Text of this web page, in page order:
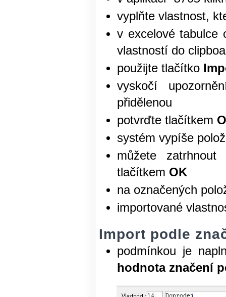
vyplňte vlastnost,
v excelové tabulce
vlastností do
použijte tlačítko
vyskočí
přidělenou
potvrďte tlačítkem
systém vypíše
můžete
tlačítkem OK
na označených
importované
Import podle
podmínkou je
hodnota značení